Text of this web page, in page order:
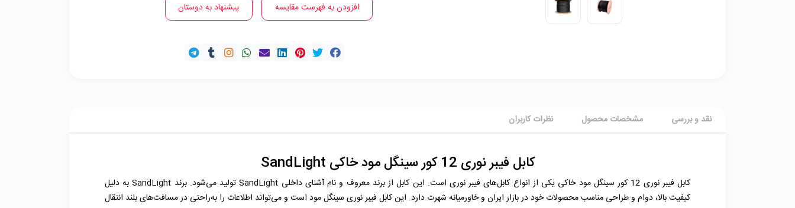
افزودن به فهرست مقایسه پیشنهاد به دوستان
نقد و بررسی مشخصات محصول نظرات کاربران
کابل فيبر نوری 12 کور سينگل مود خاکی SandLight
کابل فیبر نوری 12 کور سینگل مود خاکی یکی از انواع کابل‌های فیبر نوری است. این کابل از برند معروف و نام آشنای داخلی SandLight تولید می‌شود. برند SandLight به دلیل
کیفیت بالا، دوام و طراحی مناسب محصولات خود در بازار ایران و خاورمیانه شهرت دارد. این کابل فیبر نوری سینگل مود است و می‌تواند اطلاعات را به‌راحتی در مسافت‌های بلند انتقال